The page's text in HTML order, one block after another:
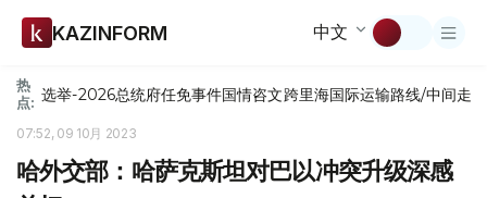
KAZINFORM 中文
热
点: 选举-2026总统府任免事件国情咨文跨里海国际运输路线/中间走廊
07:52, 09 10月 2023
哈外交部：哈萨克斯坦对巴以冲突升级深感